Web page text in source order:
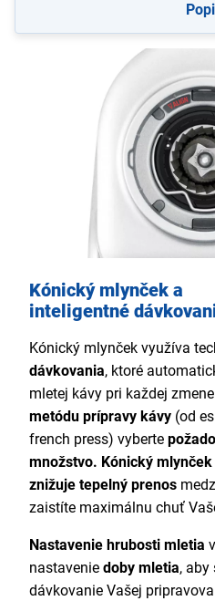
Kónický mlynček a
inteligentné
Kónický mlynček využíva
dávkovania, ktoré
mletej kávy pri každej
metódu prípravy kávy (od
french press) vyberte
množstvo. Kónický
znižuje tepelný prenos
zaistíte maximálnu chuť
Nastavenie hrubosti mletia
nastavenie doby mletia, aby
dávkovanie Vašej